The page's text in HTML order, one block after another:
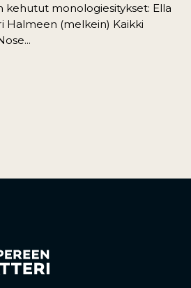
kehutut monologiesitykset: Ella
Halmeen (melkein) Kaikki